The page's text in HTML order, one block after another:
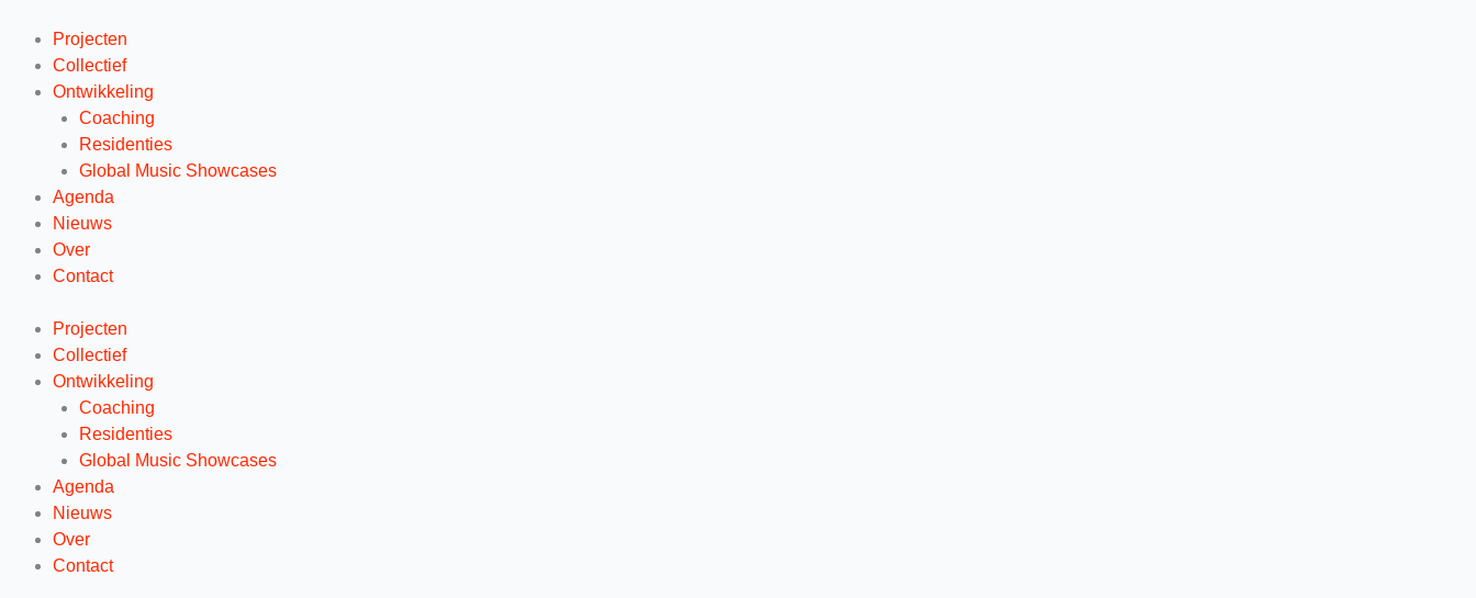
inhoud
Projecten
Collectief
Ontwikkeling
Coaching
Residenties
Global Music Showcases
Agenda
Nieuws
Over
Contact
Projecten
Collectief
Ontwikkeling
Coaching
Residenties
Global Music Showcases
Agenda
Nieuws
Over
Contact